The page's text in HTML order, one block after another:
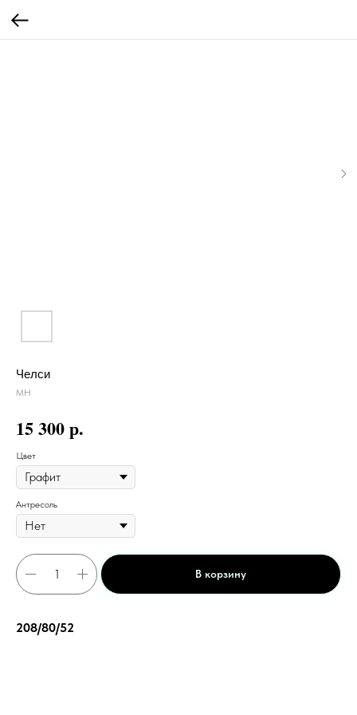
Челси
МН
15 300р.
Цвет
Антресоль
В корзину
208/80/52